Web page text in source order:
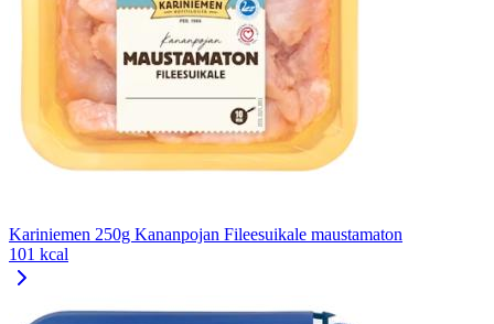
Kariniemen 250g Kananpojan Fileesuikale maustamaton
101 kcal